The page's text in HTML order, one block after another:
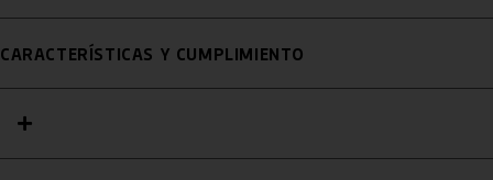
CARACTERÍSTICAS Y CUMPLIMIENTO